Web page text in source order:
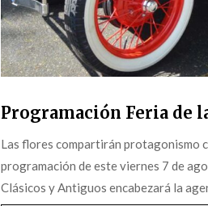
Programación Feria de
Las flores compartirán protagonismo
programación de este viernes 7 de
Clásicos y Antiguos encabezará la